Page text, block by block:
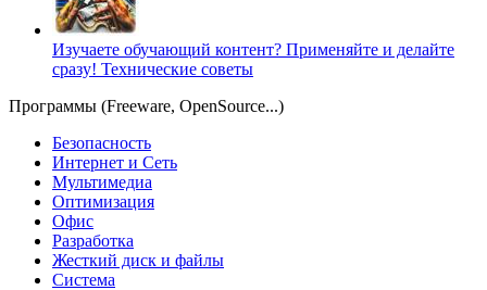
Изучаете обучающий контент? Применяйте и делайте
сразу! Технические советы
Программы (Freeware, OpenSource...)
Безопасность
Интернет и Сеть
Мультимедиа
Оптимизация
Офис
Разработка
Жесткий диск и файлы
Система